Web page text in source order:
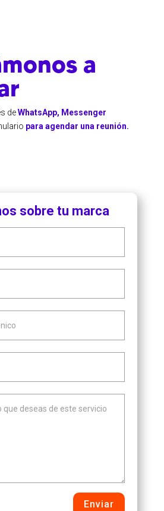
a
deWhatsApp, Messenger
para agendar una reunión.
sobre tu marca
Enviar